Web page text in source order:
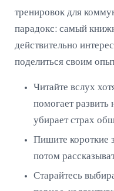
тренировок для
парадокс: самый
действительно
поделиться своим
Читайте вслух
помогает
убирает страх
Пишите короткие
потом
Старайтесь